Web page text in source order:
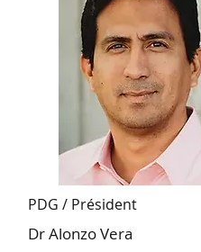
PDG / Président
Dr Alonzo Vera